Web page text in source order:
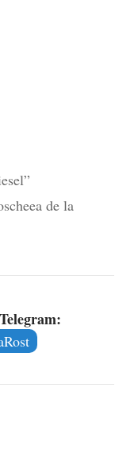
de la